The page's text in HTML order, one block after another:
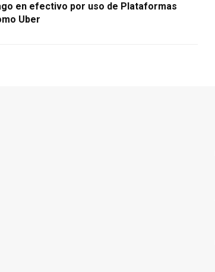
en efectivo por uso de Plataformas
Uber